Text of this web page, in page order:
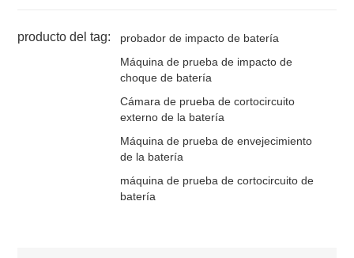
producto del tag:
probador de impacto de batería
Máquina de prueba de impacto de
choque de batería
Cámara de prueba de cortocircuito
externo de la batería
Máquina de prueba de envejecimiento
de la batería
máquina de prueba de cortocircuito de
batería